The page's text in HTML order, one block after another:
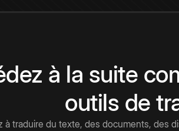
à la suite
outils de
à traduire du texte, des documents, des